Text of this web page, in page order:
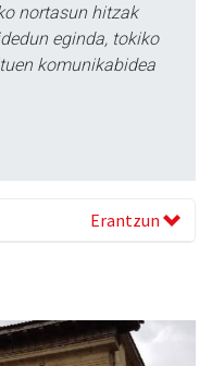
nortasun hitzak
eginda, tokiko
komunikabidea
Erantzun